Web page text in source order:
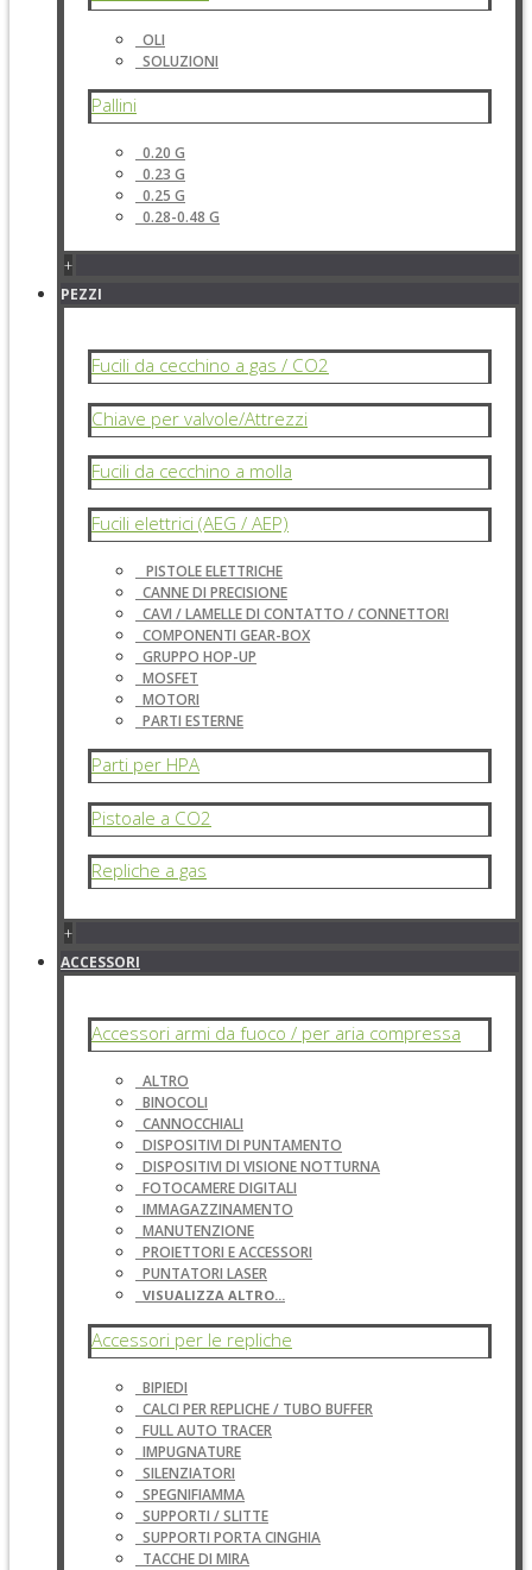
OLI
SOLUZIONI
Pallini
0.20 G
0.23 G
0.25 G
0.28-0.48 G
+
PEZZI
Fucili da cecchino a gas / CO2
Chiave per valvole/Attrezzi
Fucili da cecchino a molla
Fucili elettrici (AEG / AEP)
PISTOLE ELETTRICHE
CANNE DI PRECISIONE
CAVI / LAMELLE DI CONTATTO / CONNETTORI
COMPONENTI GEAR-BOX
GRUPPO HOP-UP
MOSFET
MOTORI
PARTI ESTERNE
Parti per HPA
Pistoale a CO2
Repliche a gas
+
ACCESSORI
Accessori armi da fuoco / per aria compressa
ALTRO
BINOCOLI
CANNOCCHIALI
DISPOSITIVI DI PUNTAMENTO
DISPOSITIVI DI VISIONE NOTTURNA
FOTOCAMERE DIGITALI
IMMAGAZZINAMENTO
MANUTENZIONE
PROIETTORI E ACCESSORI
PUNTATORI LASER
VISUALIZZA ALTRO...
Accessori per le repliche
BIPIEDI
CALCI PER REPLICHE / TUBO BUFFER
FULL AUTO TRACER
IMPUGNATURE
SILENZIATORI
SPEGNIFIAMMA
SUPPORTI / SLITTE
SUPPORTI PORTA CINGHIA
TACCHE DI MIRA